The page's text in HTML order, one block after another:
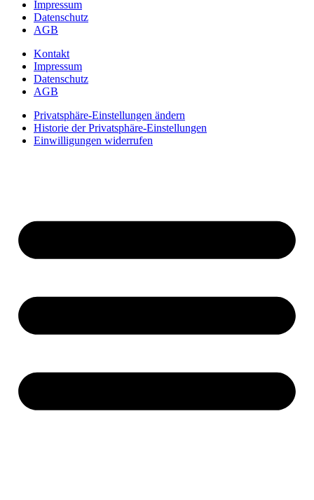
Impressum
Datenschutz
AGB
Kontakt
Impressum
Datenschutz
AGB
Privatsphäre-Einstellungen ändern
Historie der Privatsphäre-Einstellungen
Einwilligungen widerrufen